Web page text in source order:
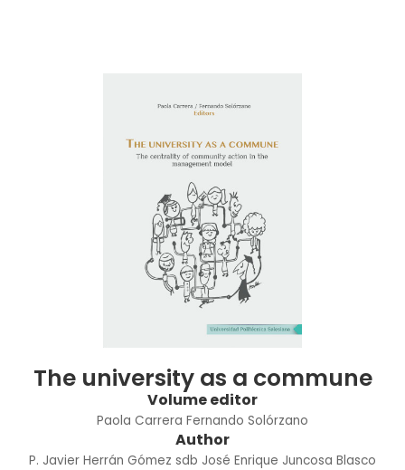
The university as a commune
Volume editor
Paola Carrera Fernando Solórzano
Author
P. Javier Herrán Gómez sdb José Enrique Juncosa Blasco